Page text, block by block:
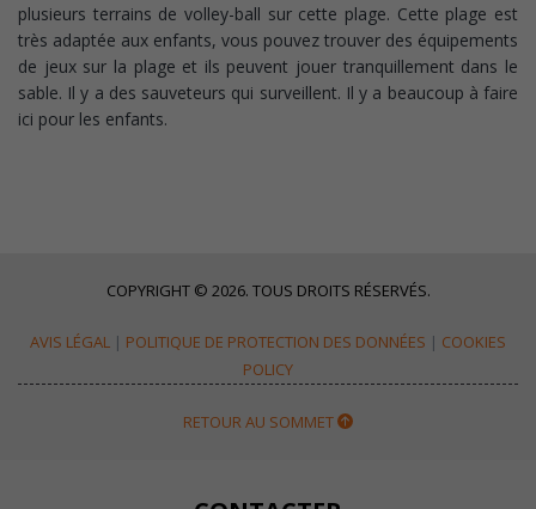
plusieurs terrains de volley-ball sur cette plage. Cette plage est
très adaptée aux enfants, vous pouvez trouver des équipements
de jeux sur la plage et ils peuvent jouer tranquillement dans le
sable. Il y a des sauveteurs qui surveillent. Il y a beaucoup à faire
ici pour les enfants.
COPYRIGHT © 2026. TOUS DROITS RÉSERVÉS.
AVIS LÉGAL | POLITIQUE DE PROTECTION DES DONNÉES | COOKIES
POLICY
RETOUR AU SOMMET